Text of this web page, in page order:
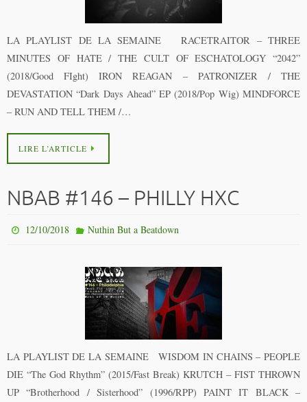
LA PLAYLIST DE LA SEMAINE RACETRAITOR – THREE
MINUTES OF HATE / THE CULT OF ESCHATOLOGY “2042”
(2018/Good FIght) IRON REAGAN – PATRONIZER / THE
DEVASTATION “Dark Days Ahead” EP (2018/Pop Wig) MINDFORCE
– RUN AND TELL THEM /…
LIRE L’ARTICLE
NBAB #146 – PHILLY HXC
12/10/2018 Nuthin But a Beatdown
LA PLAYLIST DE LA SEMAINE WISDOM IN CHAINS – PEOPLE
DIE “The God Rhythm” (2015/Fast Break) KRUTCH – FIST THROWN
UP “Brotherhood / Sisterhood” (1996/RPP) PAINT IT BLACK –